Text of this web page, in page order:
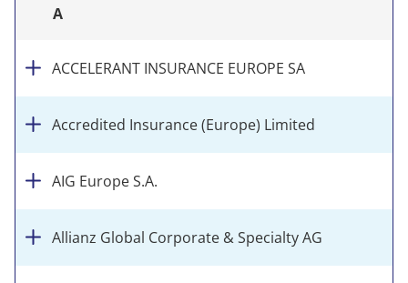
A
ACCELERANT INSURANCE EUROPE SA
Accredited Insurance (Europe) Limited
AIG Europe S.A.
Allianz Global Corporate & Specialty AG